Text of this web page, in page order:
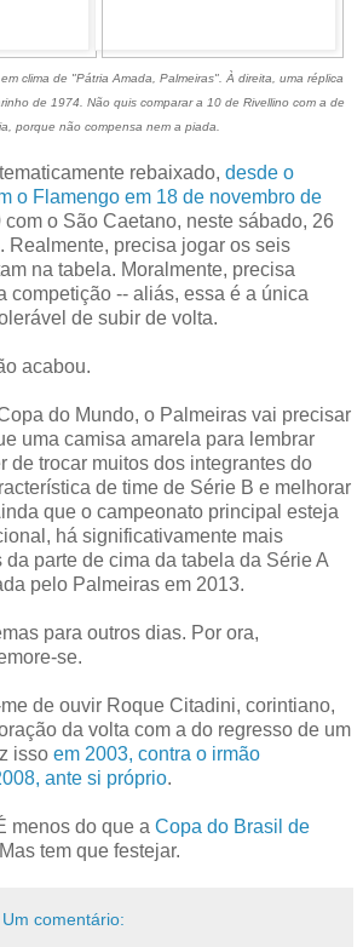
clima de "Pátria Amada, Palmeiras". À direita, uma réplica
de 1974. Não quis comparar a 10 de Rivellino com a de
porque não compensa nem a piada.
rebaixado, desde o
o Flamengo em 18 de novembro de
com o São Caetano, neste sábado, 26
Realmente, precisa jogar os seis
na tabela. Moralmente, precisa
competição -- aliás, essa é a única
de subir de volta.
acabou.
do Mundo, o Palmeiras vai precisar
uma camisa amarela para lembrar
de trocar muitos dos integrantes do
de time de Série B e melhorar
que o campeonato principal esteja
há significativamente mais
parte de cima da tabela da Série A
pelo Palmeiras em 2013.
para outros dias. Por ora,
se.
de ouvir Roque Citadini, corintiano,
da volta com a do regresso de um
isso em 2003, contra o irmão
ante si próprio.
menos do que a Copa do Brasil de
tem que festejar.
Um comentário: